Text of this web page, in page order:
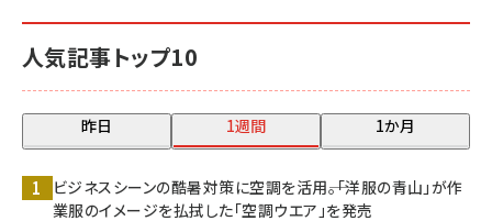
人気記事トップ10
昨日 1週間 1か月
ビジネスシーンの酷暑対策に空調を活用――。「洋服の青山」が作
業服のイメージを払拭した「空調ウエア」を発売